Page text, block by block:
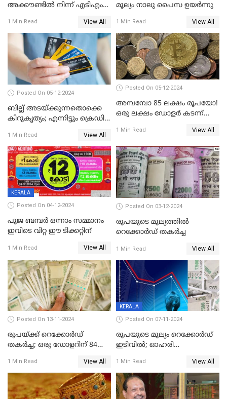
അക്കൗണ്ടിൽ നിന്ന് എടിഎം
1 Min Read View All
മൂല്യം നാലു പൈസ ഉയര്‍ന്നു
1 Min Read View All
Posted On 05-12-2024
ബില്ല് അടയ്ക്കുന്നതൊക്കെ
കിറുകൃത്യം; എന്നിട്ടും ക്രെഡിറ്റ്
കൂടുന്നില്ലേ? കാരണം ഇതാണ്
1 Min Read View All
Posted On 05-12-2024
അമ്പമ്പോ 85 ലക്ഷം രൂപയോ!
ഒരു ലക്ഷം ഡോളർ കടന്ന്
1 Min Read View All
KERALA
Posted On 04-12-2024
പൂജ ബമ്പർ ഒന്നാം സമ്മാനം
ഇവിടെ വിറ്റ ഈ ടിക്കറ്റിന്
1 Min Read View All
Posted On 03-12-2024
രൂപയുടെ മൂല്യത്തില്‍
റെക്കോര്‍ഡ് തകര്‍ച്ച
1 Min Read View All
Posted On 13-11-2024
രൂപയ്ക്ക് റെക്കോർഡ്
തകര്‍ച്ച; ഒരു ഡോളറിന് 84
വിനിമയ മൂല്യം
1 Min Read View All
KERALA
Posted On 07-11-2024
രൂപയുടെ മൂല്യം റെക്കോർഡ്
ഇടിവിൽ; ഓഹരി
സെന്‍സെക്‌സ് 80,000ല്‍
താഴെ
1 Min Read View All